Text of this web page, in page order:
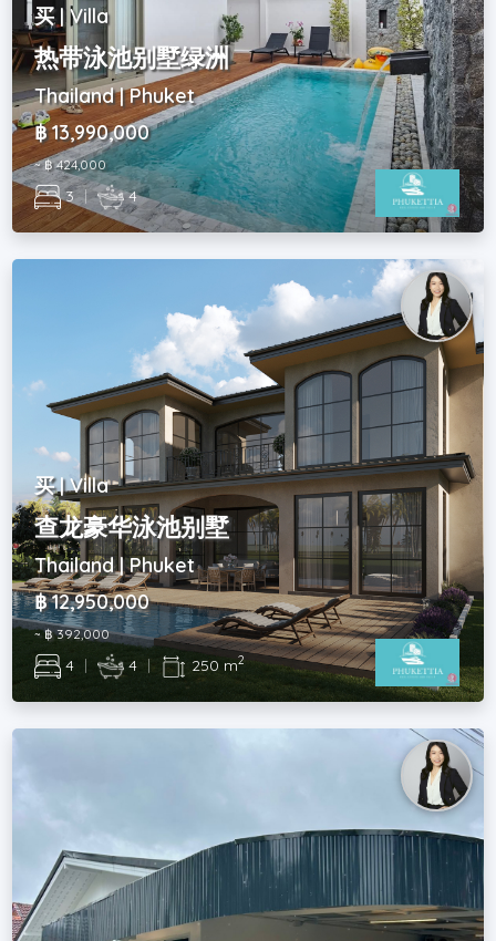
买 | Villa
热带泳池别墅绿洲
Thailand | Phuket
฿ 13,990,000
~ ฿ 424,000
3 | 4
买 | Villa
查龙豪华泳池别墅
Thailand | Phuket
฿ 12,950,000
~ ฿ 392,000
4 | 4 | 250 m2